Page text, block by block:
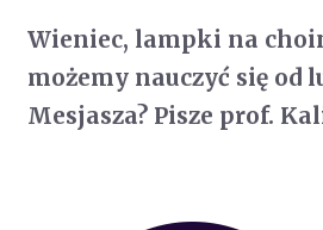
Wieniec, lampki na
możemy nauczyć się od
Mesjasza? Pisze prof.